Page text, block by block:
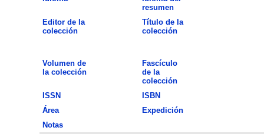
resumen
Editor de la
colección
Título de la
colección
Volumen de
la colección
Fascículo
de la
colección
ISSN
ISBN
Área
Expedición
Notas